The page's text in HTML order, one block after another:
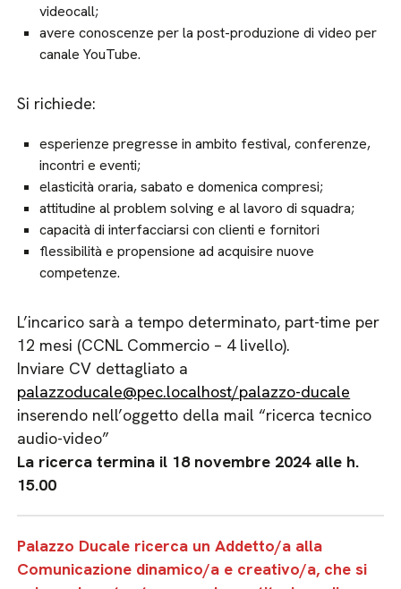
videocall;
avere conoscenze per la post-produzione di video per
canale YouTube.
Si richiede:
esperienze pregresse in ambito festival, conferenze,
incontri e eventi;
elasticità oraria, sabato e domenica compresi;
attitudine al problem solving e al lavoro di squadra;
capacità di interfacciarsi con clienti e fornitori
flessibilità e propensione ad acquisire nuove
competenze.
L’incarico sarà a tempo determinato, part-time per
12 mesi (CCNL Commercio – 4 livello).
Inviare CV dettagliato a
palazzoducale@pec.localhost/palazzo-ducale
inserendo nell’oggetto della mail “ricerca tecnico
audio-video”
La ricerca termina il 18 novembre 2024 alle h.
15.00
Palazzo Ducale ricerca un Addetto/a alla
Comunicazione dinamico/a e creativo/a, che si